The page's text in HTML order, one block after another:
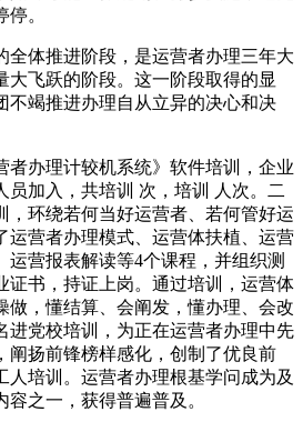
。
体推进阶段，是运营者办理三年大
大飞跃的阶段。这一阶段取得的显
不竭推进办理自从立异的决心和决
办理计较机系统》软件培训，企业
员加入，共培训 次，培训 人次。二
，环绕若何当好运营者、若何管好运
运营者办理模式、运营体扶植、运营
运营报表解读等4个课程，并组织测
证书，持证上岗。通过培训，运营体
做，懂结算、会阐发，懂办理、会改
进党校培训，为正在运营者办理中先
阐扬前锋榜样感化，创制了优良前
人培训。运营者办理根基学问成为及
之一，获得普遍普及。